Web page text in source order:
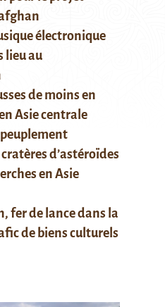
électronique
lieu au
de moins en
Asie centrale
d’astéroïdes
en Asie
fer de lance dans la
de biens culturels